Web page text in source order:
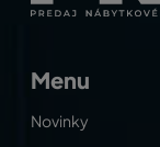
Menu
Novinky